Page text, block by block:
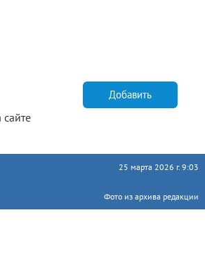
Добавить
25 марта 2026 г. 9:03
Фото из архива редакции